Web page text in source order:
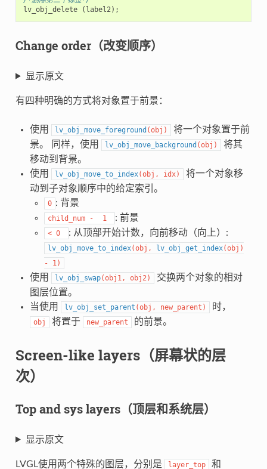
lv_obj_delete
( label2);
Change order（改变顺序）
显示原文
有四种明确的方式将对象置于前景：
使用 lv_obj_move_foreground (obj )
将一个对象置于前
景。 同样，使用
lv_obj_move_background (obj )
将其
移动到背景。
使用
lv_obj_move_to_index(obj , idx)
将一个对象移
动到子对象顺序中的给定索引。
0 : 背景
child_num - 1 : 前景
< 0 : 从顶部开始计数，向前移动（向上）:
lv_obj_move_to_index(obj , lv_obj_get_index(obj )
-
1)
使用 lv_obj_swap(obj1, obj2)
交换两个对象的相对
图层位置。
当使用
lv_obj_set_parent (obj , new_parent ) 时，
obj 将置于 new_parent 的前景。
Screen-like layers（屏幕状的层
次）
Top and sys layers（顶层和系统层）
显示原文
LVGL使用两个特殊的图层，分别是 layer_top 和